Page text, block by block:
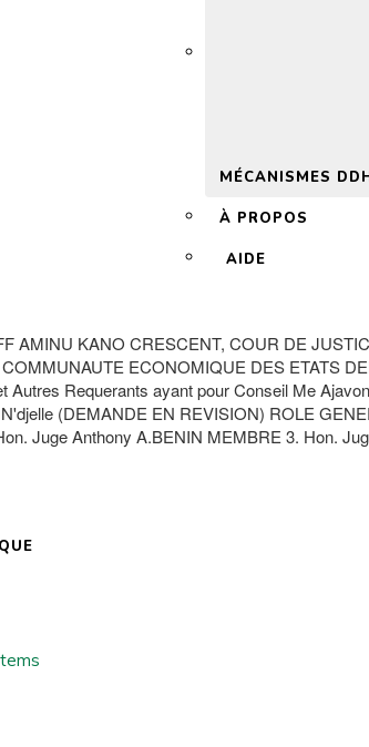
MÉCANISMES
À PROPOS
AIDE
AMINU KANO CRESCENT, COUR DE
ECONOMIQUE DES ETATS
Requerants ayant pour Conseil Me
(DEMANDE EN REVISION) ROLE
Juge Anthony A.BENIN MEMBRE 3. Hon.